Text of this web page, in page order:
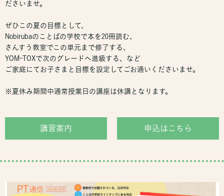
ださいませ。
ぜひこの夏の目標として、
Nobirubaのことばの学校で本を20冊読む、
さんすう教室でこの単元まで修了する、
YOM-TOXで次のグレードへ進級する、など
ご家庭にてお子さまと目標を設定してごお通いくださいませ。
※夏休み期間中通常授業日の講座は休講となります。
講習案内 申込はこちら